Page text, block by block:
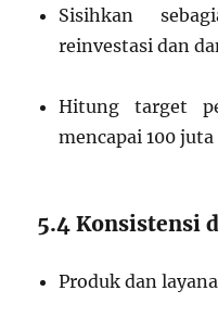
Sisihkan
reinvestasi dan
Hitung target
mencapai 100
5.4 Konsistensi
Produk dan